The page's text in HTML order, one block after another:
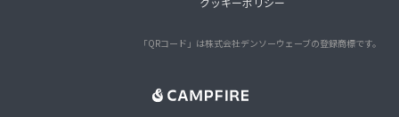
「QRコード」は株式会社デンソーウェーブの登録商標です。